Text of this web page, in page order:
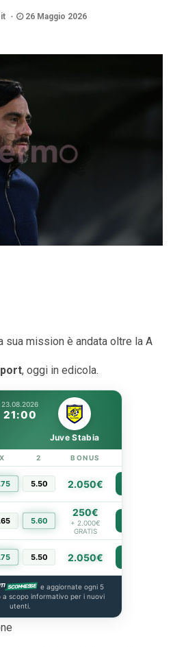
26 Maggio 2026
sua mission è andata oltre la A
, oggi in edicola.
23.08.2026
21:00
Juve Stabia
X 2 BONUS
5.50 2.050€
5.60
250€
+ 2.000€
GRATIS
5.50 2.050€
e aggiornate ogni 5
a scopo informativo per i nuovi
utenti.